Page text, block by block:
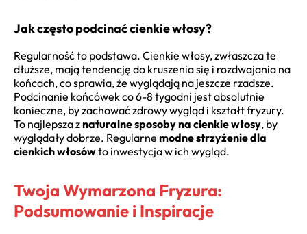
Jak często podcinać cienkie włosy?
Regularność to podstawa. Cienkie włosy, zwłaszcza te
dłuższe, mają tendencję do kruszenia się i rozdwajania na
końcach, co sprawia, że wyglądają na jeszcze rzadsze.
Podcinanie końcówek co 6-8 tygodni jest absolutnie
konieczne, by zachować zdrowy wygląd i kształt fryzury.
To najlepsza znaturalne sposoby na cienkie włosy, by
wyglądały dobrze. Regularne modne strzyżenie dla
cienkich włosówto inwestycja w ich wygląd.
Twoja Wymarzona Fryzura:
Podsumowanie i Inspiracje